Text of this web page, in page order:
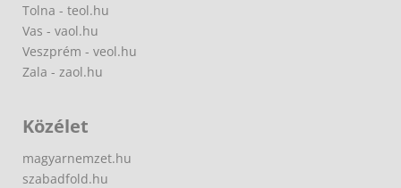
Tolna - teol.hu
Vas - vaol.hu
Veszprém - veol.hu
Zala - zaol.hu
Közélet
magyarnemzet.hu
szabadfold.hu